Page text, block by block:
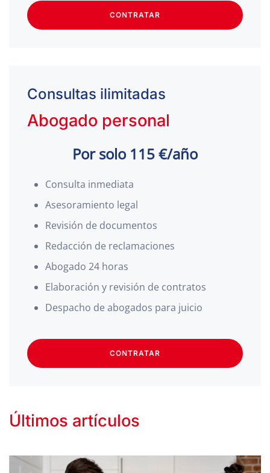
CONTRATAR
Consultas ilimitadas
Abogado personal
Por solo 115 €/año
Consulta inmediata
Asesoramiento legal
Revisión de documentos
Redacción de reclamaciones
Abogado 24 horas
Elaboración y revisión de contratos
Despacho de abogados para juicio
CONTRATAR
Últimos artículos